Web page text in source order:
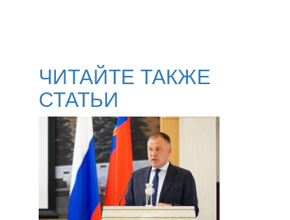
ЧИТАЙТЕ ТАКЖЕ
СТАТЬИ